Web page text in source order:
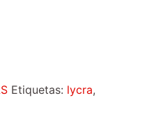
Etiquetas: lycra,